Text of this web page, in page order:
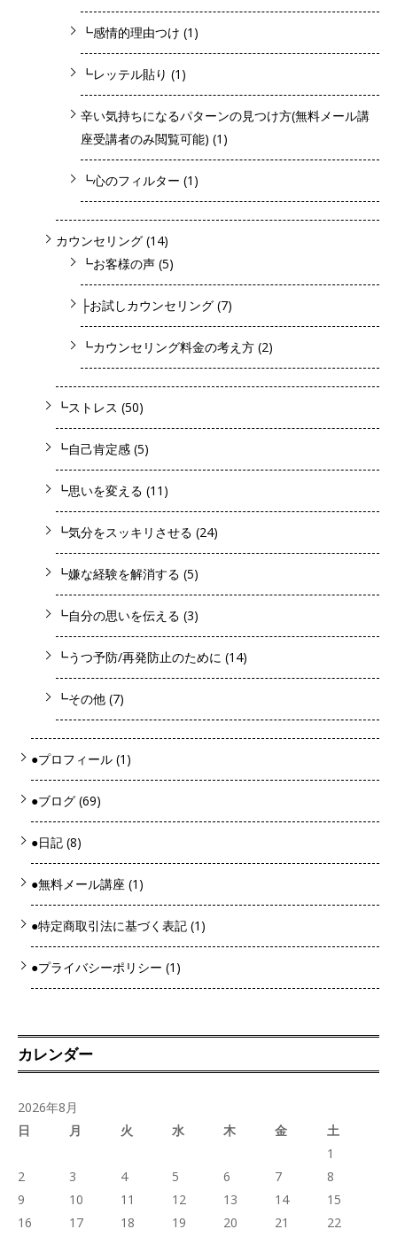
┗感情的理由つけ (1)
┗レッテル貼り (1)
辛い気持ちになるパターンの見つけ方(無料メール講
座受講者のみ閲覧可能) (1)
┗心のフィルター (1)
カウンセリング (14)
┗お客様の声 (5)
├お試しカウンセリング (7)
┗カウンセリング料金の考え方 (2)
┗ストレス (50)
┗自己肯定感 (5)
┗思いを変える (11)
┗気分をスッキリさせる (24)
┗嫌な経験を解消する (5)
┗自分の思いを伝える (3)
┗うつ予防/再発防止のために (14)
┗その他 (7)
●プロフィール (1)
●ブログ (69)
●日記 (8)
●無料メール講座 (1)
●特定商取引法に基づく表記 (1)
●プライバシーポリシー (1)
カレンダー
2026年8月
日
月 火 水 木 金
土
1
2
3 4 5 6 7
8
9
10 11 12 13 14
15
16
17 18 19 20 21
22